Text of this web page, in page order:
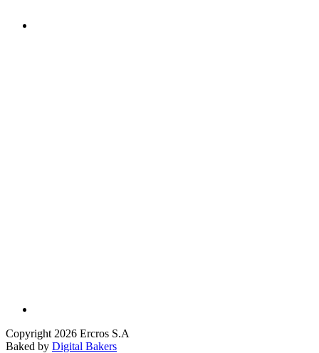
Copyright 2026 Ercros S.A
Baked by Digital Bakers